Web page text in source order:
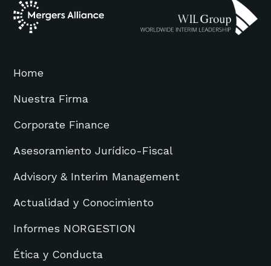
Home
Nuestra Firma
Corporate Finance
Asesoramiento Jurídico-Fiscal
Advisory & Interim Management
Actualidad y Conocimiento
Informes NORGESTION
Ética y Conducta